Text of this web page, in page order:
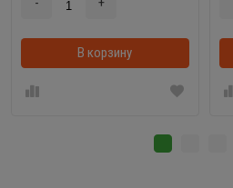
В корзину